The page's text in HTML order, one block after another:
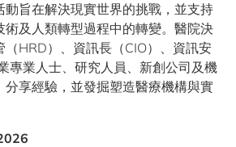
動旨在解決現實世界的挑戰，並支持
術及人類轉型過程中的轉變。醫院決
（HRD）、資訊長（CIO）、資訊安
專業人士、研究人員、新創公司及機
分享經驗，並發掘塑造醫療機構與實